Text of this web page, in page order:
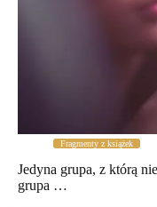
Fragmenty z książek
Jedyna grupa, z którą
grupa …